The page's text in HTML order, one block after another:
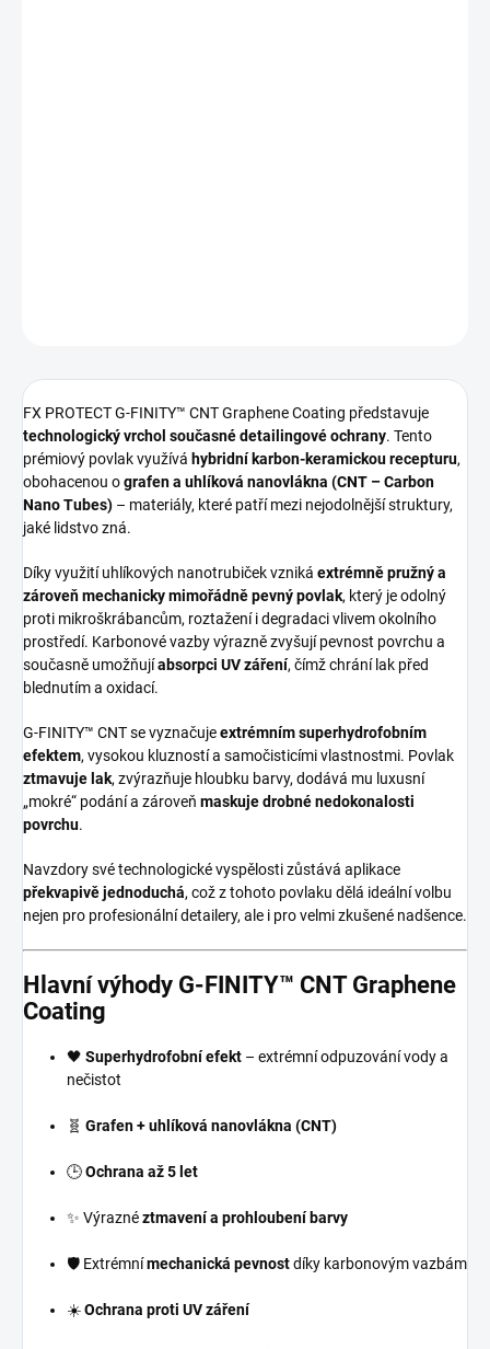
FX PROTECT G-FINITY™ CNT Graphene Coating představuje
technologický vrchol současné detailingové ochrany. Tento
prémiový povlak využívá hybridní karbon-keramickou recepturu,
obohacenou ografen a uhlíková nanovlákna (CNT – Carbon
Nano Tubes) – materiály, které patří mezi nejodolnější struktury,
jaké lidstvo zná.
Díky využití uhlíkových nanotrubiček vzniká extrémně pružný a
zároveň mechanicky mimořádně pevný povlak, který je odolný
proti mikroškrábancům, roztažení i degradaci vlivem okolního
prostředí. Karbonové vazby výrazně zvyšují pevnost povrchu a
současně umožňujíabsorpci UV záření, čímž chrání lak před
blednutím a oxidací.
G-FINITY™ CNT se vyznačujeextrémním superhydrofobním
efektem, vysokou kluzností a samočisticími vlastnostmi. Povlak
ztmavuje lak, zvýrazňuje hloubku barvy, dodává mu luxusní
„mokré“ podání a zároveň maskuje drobné nedokonalosti
povrchu.
Navzdory své technologické vyspělosti zůstává aplikace
překvapivě jednoduchá, což z tohoto povlaku dělá ideální volbu
nejen pro profesionální detailery, ale i pro velmi zkušené nadšence.
Hlavní výhody G-FINITY™ CNT Graphene
Coating
🖤 Superhydrofobní efekt – extrémní odpuzování vody a
nečistot
🧬 Grafen + uhlíková nanovlákna (CNT)
🕒Ochrana až 5 let
✨ Výraznéztmavení a prohloubení barvy
🛡️ Extrémnímechanická pevnostdíky karbonovým vazbám
☀️Ochrana proti UV záření